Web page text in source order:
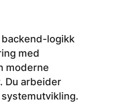
logikk
med
moderne
Du arbeider